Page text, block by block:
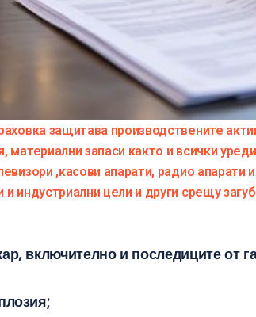
защитава производствените
материални запаси както и всички
,касови апарати, радио апарати
и индустриални цели и други срещу
включително и последиците от